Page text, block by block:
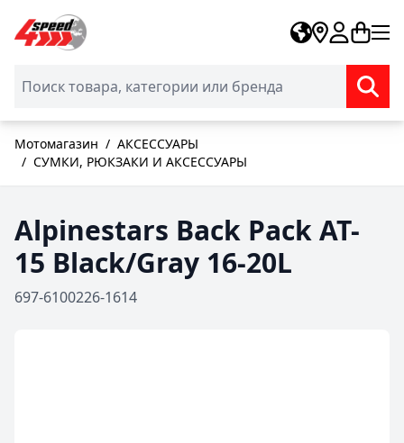
Skip to Content
Мотомагазин / АКСЕССУАРЫ
/ СУМКИ, РЮКЗАКИ И АКСЕССУАРЫ
Alpinestars Back Pack AT-
15 Black/Gray 16-20L
697-6100226-1614